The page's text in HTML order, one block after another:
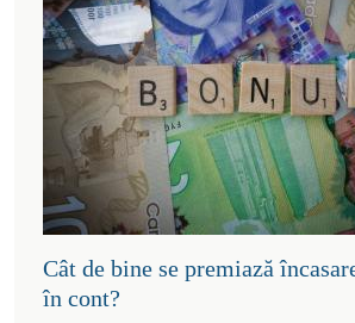
Cât de bine se premiază
în cont?